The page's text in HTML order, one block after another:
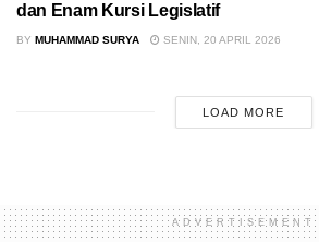
dan Enam Kursi Legislatif
BY MUHAMMAD SURYA SENIN, 20 APRIL 2026
LOAD MORE
ADVERTISEMENT